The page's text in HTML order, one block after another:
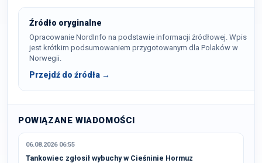
Źródło oryginalne
Opracowanie NordInfo na podstawie informacji źródłowej. Wpis
jest krótkim podsumowaniem przygotowanym dla Polaków w
Norwegii.
Przejdź do źródła →
POWIĄZANE WIADOMOŚCI
06.08.2026 06:55
Tankowiec zgłosił wybuchy w Cieśninie Hormuz